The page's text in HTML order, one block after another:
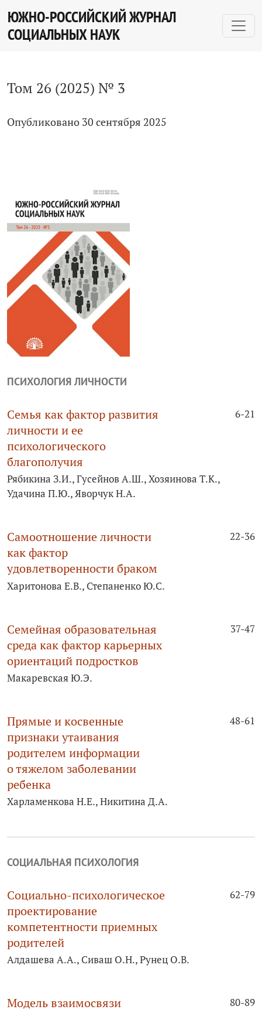
Том 26 № 3 (2025)
ЮЖНО-РОССИЙСКИЙ ЖУРНАЛ
СОЦИАЛЬНЫХ НАУК
Том 26 (2025) № 3
Опубликовано 30 сентября 2025
ПСИХОЛОГИЯ ЛИЧНОСТИ
Семья как фактор развития
личности и ее
психологического
благополучия
6-21
Рябикина З.И., Гусейнов А.Ш., Хозяинова Т.К.,
Удачина П.Ю., Яворчук Н.А.
Самоотношение личности
как фактор
удовлетворенности браком
22-36
Харитонова Е.В., Степаненко Ю.С.
Семейная образовательная
среда как фактор карьерных
ориентаций подростков
37-47
Макаревская Ю.Э.
Прямые и косвенные
признаки утаивания
родителем информации
о тяжелом заболевании
ребенка
48-61
Харламенкова Н.Е., Никитина Д.А.
СОЦИАЛЬНАЯ ПСИХОЛОГИЯ
Социально-­психологическое
проектирование
компетентности приемных
родителей
62-79
Алдашева А.А., Сиваш О.Н., Рунец О.В.
Модель взаимосвязи
80-89